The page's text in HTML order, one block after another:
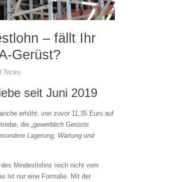
– fällt Ihr
Gerüst?
Tricks
seit Juni 2019
erhöht, von zuvor 11,35 Euro auf
die „gewerblich Gerüste
Lagerung, Wartung und
Mindestlohns noch nicht vom
ist nur eine Formalie. Mit der